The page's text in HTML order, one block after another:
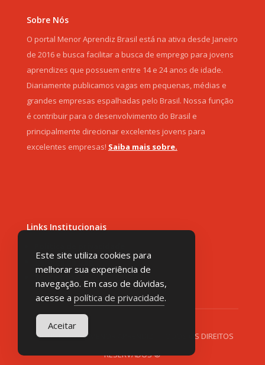
Sobre Nós
O portal Menor Aprendiz Brasil está na ativa desde Janeiro
de 2016 e busca facilitar a busca de emprego para jovens
aprendizes que possuem entre 14 e 24 anos de idade.
Diariamente publicamos vagas em pequenas, médias e
grandes empresas espalhadas pelo Brasil. Nossa função
é contribuir para o desenvolvimento do Brasil e
principalmente direcionar excelentes jovens para
excelentes empresas! Saiba mais sobre.
Links Institucionais
Termos de Uso
AUGUST, 2026 | MENOR APRENDIZ | TODOS OS DIREITOS
RESERVADOS ©
Este site utiliza cookies para
melhorar sua experiência de
navegação. Em caso de dúvidas,
acesse a política de privacidade.
Aceitar